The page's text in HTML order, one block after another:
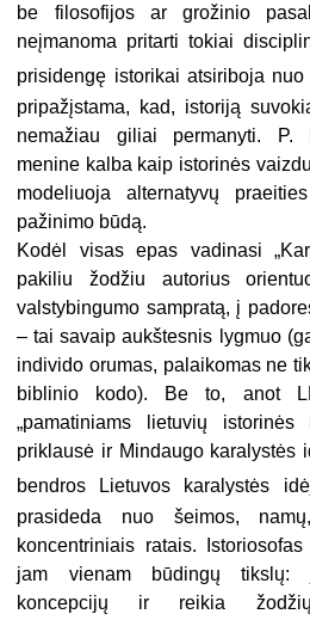
be filosofijos ar grožinio
neįmanoma pritarti tokiai
prisidengę istorikai atsiriboja nuo
pripažįstama, kad, istoriją
nemažiau giliai permanyti. P.
menine kalba kaip istorinės
modeliuoja alternatyvų
pažinimo būdą.
Kodėl visas epas vadinasi
pakiliu žodžiu autorius
valstybingumo sampratą, į
– tai savaip aukštesnis lygmuo
individo orumas, palaikomas ne
biblinio kodo). Be to, anot
„pamatiniams lietuvių istorinės
priklausė ir Mindaugo karalystės
bendros Lietuvos karalystės
prasideda nuo šeimos,
koncentriniais ratais.
jam vienam būdingų tikslų:
koncepcijų ir reikia